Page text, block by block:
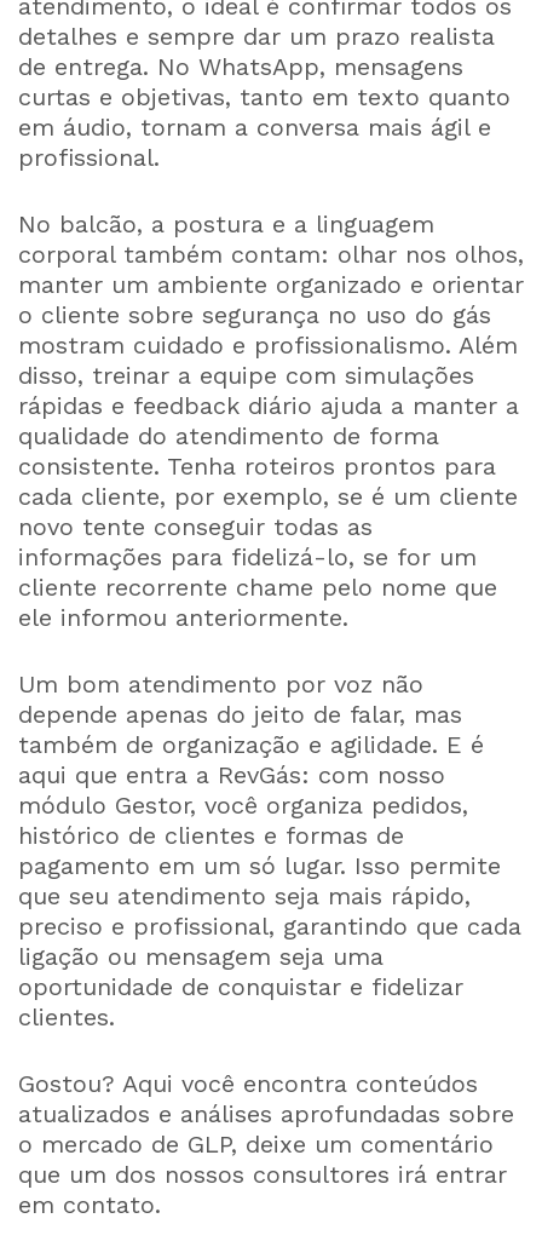
atendimento, o ideal é confirmar todos os
detalhes e sempre dar um prazo realista
de entrega. No WhatsApp, mensagens
curtas e objetivas, tanto em texto quanto
em áudio, tornam a conversa mais ágil e
profissional.
No balcão, a postura e a linguagem
corporal também contam: olhar nos olhos,
manter um ambiente organizado e orientar
o cliente sobre segurança no uso do gás
mostram cuidado e profissionalismo. Além
disso, treinar a equipe com simulações
rápidas e feedback diário ajuda a manter a
qualidade do atendimento de forma
consistente. Tenha roteiros prontos para
cada cliente, por exemplo, se é um cliente
novo tente conseguir todas as
informações para fidelizá-lo, se for um
cliente recorrente chame pelo nome que
ele informou anteriormente.
Um bom atendimento por voz não
depende apenas do jeito de falar, mas
também de organização e agilidade. E é
aqui que entra a RevGás: com nosso
módulo Gestor, você organiza pedidos,
histórico de clientes e formas de
pagamento em um só lugar. Isso permite
que seu atendimento seja mais rápido,
preciso e profissional, garantindo que cada
ligação ou mensagem seja uma
oportunidade de conquistar e fidelizar
clientes.
Gostou? Aqui você encontra conteúdos
atualizados e análises aprofundadas sobre
o mercado de GLP, deixe um comentário
que um dos nossos consultores irá entrar
em contato.